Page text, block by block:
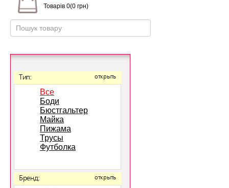
Товарів 0(0 грн)
Тип: открыть
Все
Боди
Бюстгальтер
Майка
Пижама
Трусы
Футболка
Бренд: открыть